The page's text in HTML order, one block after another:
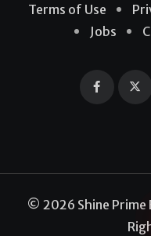
Terms of Use
Jobs
© 2026 Shine